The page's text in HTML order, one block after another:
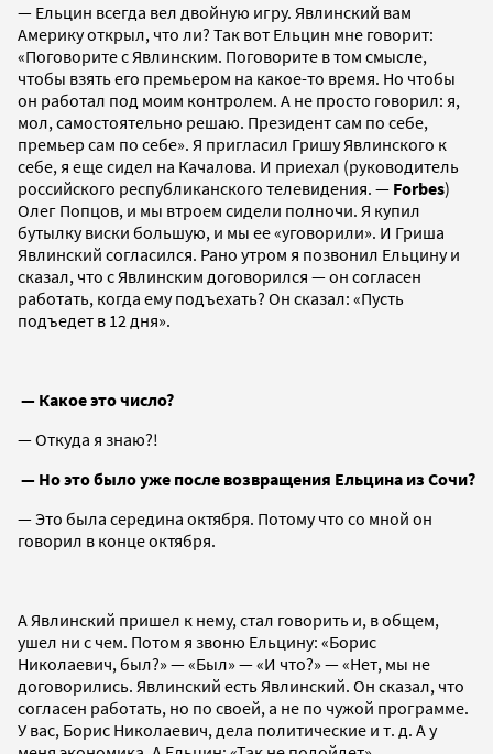
— Ельцин всегда вел двойную игру. Явлинский вам
Америку открыл, что ли? Так вот Ельцин мне говорит:
«Поговорите с Явлинским. Поговорите в том смысле,
чтобы взять его премьером на какое-то время. Но чтобы
он работал под моим контролем. А не просто говорил: я,
мол, самостоятельно решаю. Президент сам по себе,
премьер сам по себе». Я пригласил Гришу Явлинского к
себе, я еще сидел на Качалова. И приехал (руководитель
российского республиканского телевидения. — Forbes)
Олег Попцов, и мы втроем сидели полночи. Я купил
бутылку виски большую, и мы ее «уговорили». И Гриша
Явлинский согласился. Рано утром я позвонил Ельцину и
сказал, что с Явлинским договорился — он согласен
работать, когда ему подъехать? Он сказал: «Пусть
подъедет в 12 дня».
— Какое это число?
— Откуда я знаю?!
— Но это было уже после возвращения Ельцина из Сочи?
— Это была середина октября. Потому что со мной он
говорил в конце октября.
А Явлинский пришел к нему, стал говорить и, в общем,
ушел ни с чем. Потом я звоню Ельцину: «Борис
Николаевич, был?» — «Был» — «И что?» — «Нет, мы не
договорились. Явлинский есть Явлинский. Он сказал, что
согласен работать, но по своей, а не по чужой программе.
У вас, Борис Николаевич, дела политические и т. д. А у